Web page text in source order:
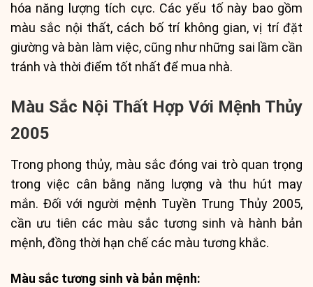
hóa năng lượng tích cực. Các yếu tố này bao gồm
màu sắc nội thất, cách bố trí không gian, vị trí đặt
giường và bàn làm việc, cũng như những sai lầm cần
tránh và thời điểm tốt nhất để mua nhà.
Màu Sắc Nội Thất Hợp Với Mệnh Thủy
2005
Trong phong thủy, màu sắc đóng vai trò quan trọng
trong việc cân bằng năng lượng và thu hút may
mắn. Đối với người mệnh Tuyền Trung Thủy 2005,
cần ưu tiên các màu sắc tương sinh và hành bản
mệnh, đồng thời hạn chế các màu tương khắc.
Màu sắc tương sinh và bản mệnh: